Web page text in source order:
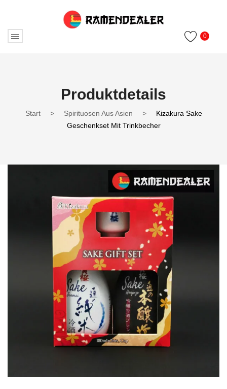
0
Produktdetails
Start > Spirituosen Aus Asien >
Kizakura Sake
Geschenkset Mit Trinkbecher